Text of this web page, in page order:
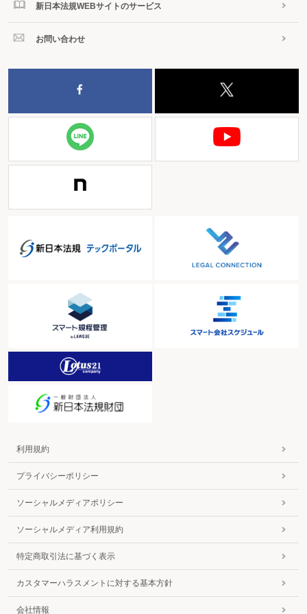
新日本法規WEBサイトのサービス
お問い合わせ
利用規約
プライバシーポリシー
ソーシャルメディアポリシー
ソーシャルメディア利用規約
特定商取引法に基づく表示
カスタマーハラスメントに対する基本方針
会社情報